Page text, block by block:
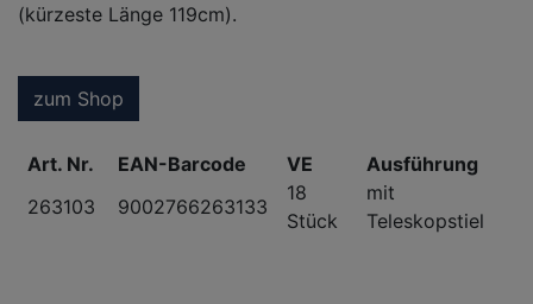
(kürzeste Länge 119cm).
zum Shop
Art. Nr. EAN-Barcode VE
Ausführung
263103
9002766263133
18
Stück
mit
Teleskopstiel